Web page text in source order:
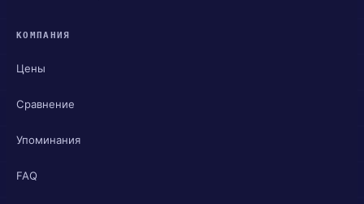
КОМПАНИЯ
Цены
Сравнение
Упоминания
FAQ